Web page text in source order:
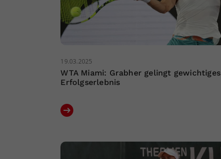
19.03.2025
WTA Miami: Grabher gelingt gewichtiges
Erfolgserlebnis